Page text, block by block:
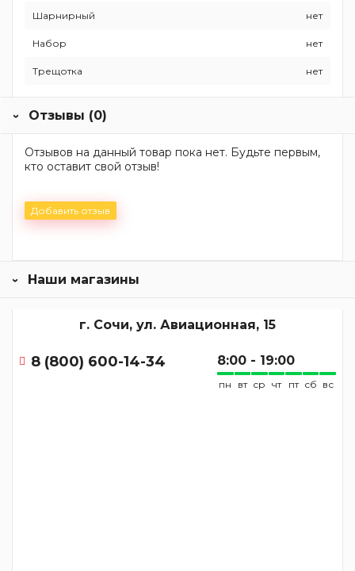
Шарнирный нет
Набор нет
Трещотка нет
Отзывы (0)
Отзывов на данный товар пока нет. Будьте первым,
кто оставит свой отзыв!
Добавить отзыв
Наши магазины
г. Сочи, ул. Авиационная, 15
8 (800) 600-14-34 8:00 - 19:00
пн вт ср чт пт сб вс